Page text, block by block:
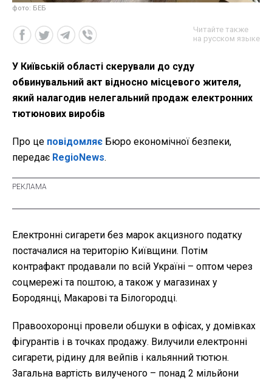
фото: БЕБ
Читайте также
на русском языке
У Київській області скерували до суду
обвинувальний акт відносно місцевого жителя,
який налагодив нелегальний продаж електронних
тютюнових виробів
Про це повідомляє Бюро економічної безпеки,
передає RegioNews.
Електронні сигарети без марок акцизного податку
постачалися на територію Київщини. Потім
контрафакт продавали по всій Україні – оптом через
соцмережі та поштою, а також у магазинах у
Бородянці, Макарові та Білогородці.
Правоохоронці провели обшуки в офісах, у домівках
фігурантів і в точках продажу. Вилучили електронні
сигарети, рідину для вейпів і кальянний тютюн.
Загальна вартість вилученого – понад 2 мільйони